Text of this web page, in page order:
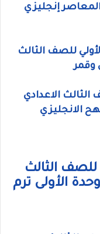
2022، ملخص المعاصر إنجليزي
للصف الثالث
الاعدادي
المنهج الجديد 2022، منهح الانجليزي
للصف الثالث
2022 علي الوحدة الأولى ترم